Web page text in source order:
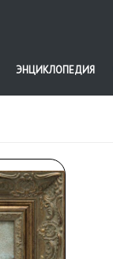
ЭНЦИКЛОПЕДИЯ